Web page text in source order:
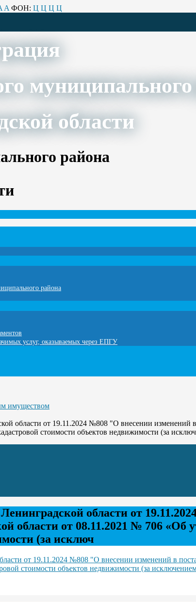
A ФОН: Ц Ц Ц Ц
области
района
района
услуг, оказываемых через ЕПГУ
имуществом
области от 19.11.2024 №808 "О внесении
стоимости объектов недвижимости (за исключ
области от
области от 08.11.2021 № 706 «Об
(за исключ
от 19.11.2024 №808 "О внесении изменений в
стоимости объектов недвижимости (за